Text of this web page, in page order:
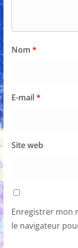
Nom *
E-mail*
Site web
Enregistrer mon
le navigateur